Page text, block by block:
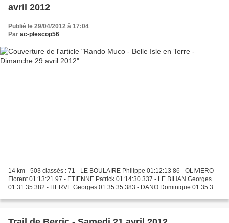
avril 2012
Publié le 29/04/2012 à 17:04
Par ac-plescop56
14 km - 503 classés : 71 - LE BOULAIRE Philippe 01:12:13 86 - OLIVIERO
Florent 01:13:21 97 - ETIENNE Patrick 01:14:30 337 - LE BIHAN Georges
01:31:35 382 - HERVE Georges 01:35:35 383 - DANO Dominique 01:35:35